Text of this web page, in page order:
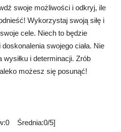
swoje możliwości i odkryj, ile
Wykorzystaj swoją siłę i
cele. Niech to będzie
swojego ciała. Nie
i determinacji. Zrób
możesz się posunąć!
Średnia:0/5]